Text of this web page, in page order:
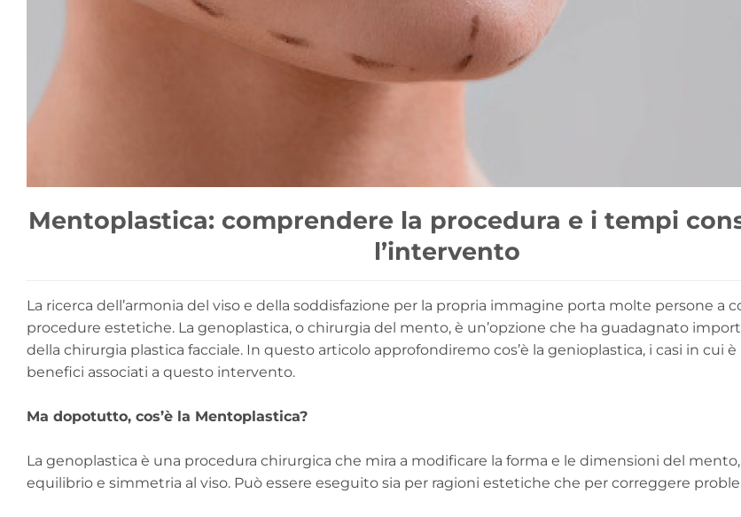
Mentoplastica: comprendere la procedura e i tempi
l’intervento
La ricerca dell’armonia del viso e della soddisfazione per la propria immagine porta molte persone a
procedure estetiche. La genoplastica, o chirurgia del mento, è un’opzione che ha guadagnato
della chirurgia plastica facciale. In questo articolo approfondiremo cos’è la genioplastica, i casi in cui è
benefici associati a questo intervento.
Ma dopotutto, cos’è la Mentoplastica?
La genoplastica è una procedura chirurgica che mira a modificare la forma e le dimensioni del
equilibrio e simmetria al viso. Può essere eseguito sia per ragioni estetiche che per correggere